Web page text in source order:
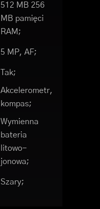
512 MB 256
MB pamięci
RAM;
5 MP, AF;
Tak;
Akcelerometr,
kompas;
Wymienna
bateria
litowo-
jonowa;
Szary;